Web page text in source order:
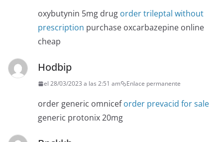
oxybutynin 5mg drug order trileptal without
prescription purchase oxcarbazepine online
cheap
Hodbip
el 28/03/2023 a las 2:51 am Enlace permanente
order generic omniceforder prevacid for sale
generic protonix 20mg